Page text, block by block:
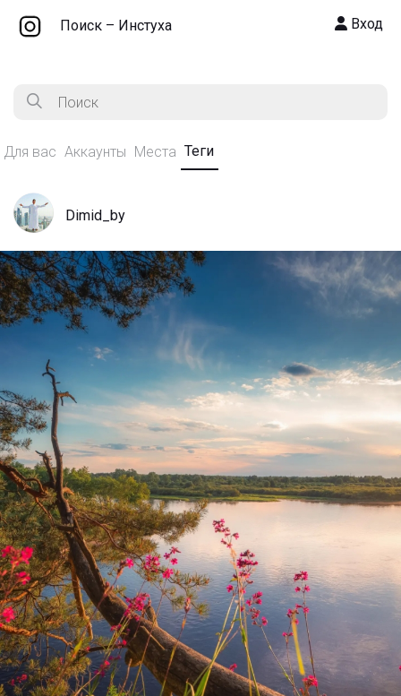
Поиск – Инстуха Вход
Для вас Аккаунты Места Теги
Dimid_by